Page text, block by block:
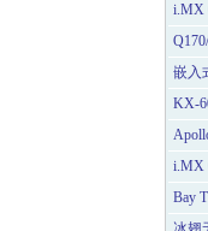
i.MX
嵌入
KX-
i.MX
Bay